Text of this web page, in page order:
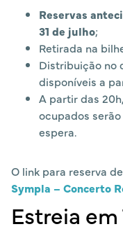
Reservas
31 de julho;
Retirada na
Distribuição no
disponíveis a
A partir das
ocupados
espera.
O link para reserva
Sympla – Concerto
Estreia